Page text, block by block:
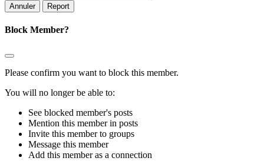
Report
Block Member?
Please confirm you want to block this member.
You will no longer be able to:
See blocked member's posts
Mention this member in posts
Invite this member to groups
Message this member
Add this member as a connection